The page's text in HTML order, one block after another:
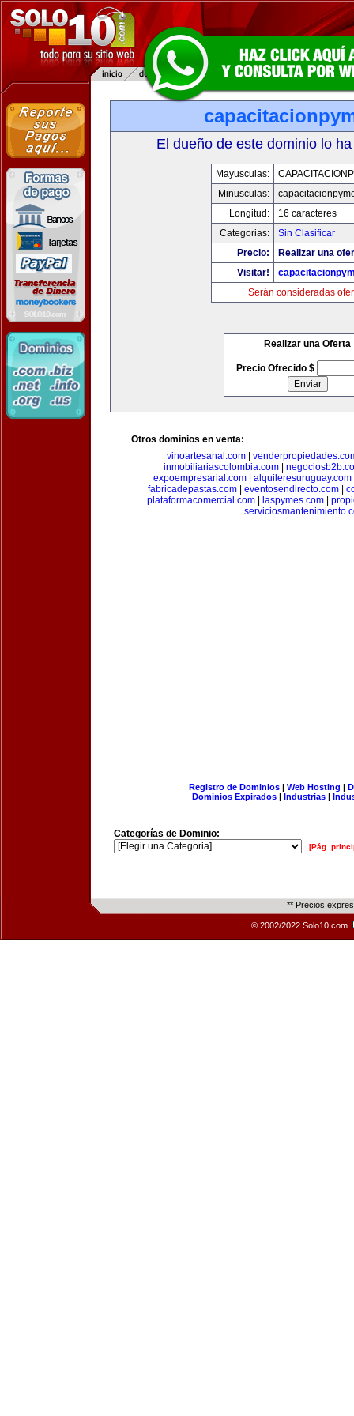
El dueño de este dominio lo
Mayusculas:
Minusculas:
Longitud:
16 caracteres
Categorias:
Sin Clasificar
Precio:
Realizar una
Visitar!
Serán consideradas
Realizar una Oferta
Precio Ofrecido $
Otros dominios en venta:
vinoartesanal.com
inmobiliariascolombia.com|
expoempresarial.com| alquileresuruguay.com
fabricadepastas.com| eventosendirecto.com|
plataformacomercial.com| laspymes.com|
Registro de Dominios| Web Hosting |
Dominios Expirados | Industrias |
Categorías de Dominio:
[Pág.
** Precios
© 2002/2022 Solo10.com